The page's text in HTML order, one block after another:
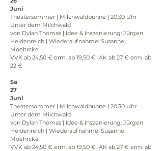
Juni
Theatersommer | Milchwaldbühne | 20.30 Uhr
Unter dem Milchwald
von Dylan Thomas | Idee & Inszenierung: Jürgen
Heidenreich | Wiederaufnahme: Susanne
Moehrcke
VVK ab 24,50 € erm. ab 19,50 € |AK ab 27 € erm. ab
22 €
Sa
27
Juni
Theatersommer | Milchwaldbühne | 20.30 Uhr
Unter dem Milchwald
von Dylan Thomas | Idee & Inszenierung: Jürgen
Heidenreich | Wiederaufnahme: Susanne
Moehrcke
VVK ab 24,50 € erm. ab 19,50 € |AK ab 27 € erm. ab